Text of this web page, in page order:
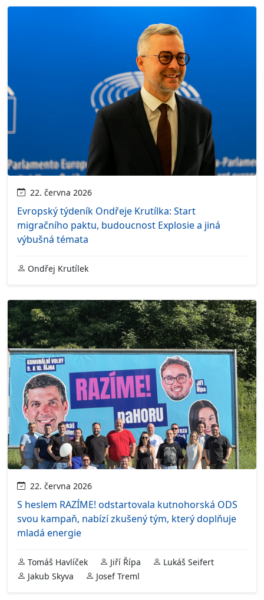
22. června 2026
Evropský týdeník Ondřeje Krutílka: Start
migračního paktu, budoucnost Explosie a jiná
výbušná témata
Ondřej Krutílek
22. června 2026
S heslem RAZÍME! odstartovala kutnohorská ODS
svou kampaň, nabízí zkušený tým, který doplňuje
mladá energie
Tomáš Havlíček Jiří Řípa
Lukáš Seifert
Jakub Skyva
Josef Treml